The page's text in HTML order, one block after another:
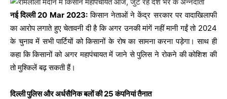
नई दिल्ली 20 Mar 2023:किसान नेताओं ने केंद्र सरकार पर वादाखिलाफी
का आरोप लगाते हुए चेतावनी दी है कि अगर उनकी मांगें नहीं मानी गईं तो 2024
के चुनाव में सभी पार्टियों को किसानों के रोष का सामना करना पड़ेगा। साथ ही
कहा कि किसानों को अगर महापंचायत में जाने से पुलिस ने रोकने की कोशिश की
तो मुश्किलें बढ़ सकती हैं।
दिल्ली पुलिस और अर्धसैनिक बलों की 25 कंपनियां तैनात